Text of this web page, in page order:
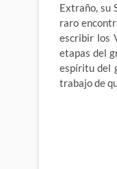
Extraño, su
raro
escribir los
etapas del
espíritu del
trabajo de